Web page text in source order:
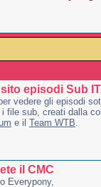
episodi Sub
vedere gli episodi
file sub, creati dalla
e il Team WTB.
il CMC
Everypony,